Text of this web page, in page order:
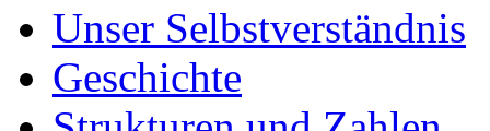
Unser Selbstverständnis
Geschichte